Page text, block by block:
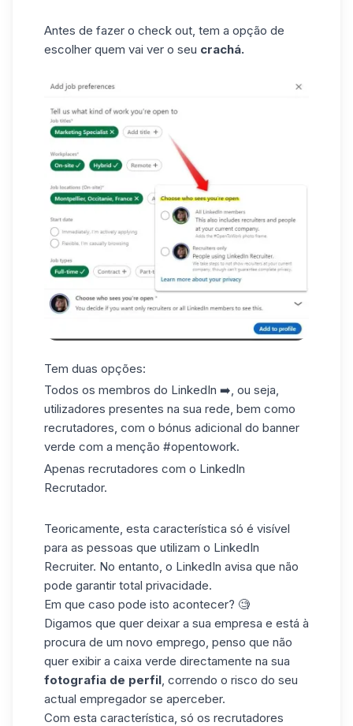
Antes de fazer o check out, tem a opção de
escolher quem vai ver o seu crachá.
Tem duas opções:
Todos os membros do LinkedIn ➡️, ou seja,
utilizadores presentes na sua rede, bem como
recrutadores, com o bónus adicional do banner
verde com a menção #opentowork.
Apenas recrutadores com o LinkedIn
Recrutador.
Teoricamente, esta característica só é visível
para as pessoas que utilizam o LinkedIn
Recruiter. No entanto, o LinkedIn avisa que não
pode garantir total privacidade.
Em que caso pode isto acontecer? 🧐
Digamos que quer deixar a sua empresa e está à
procura de um novo emprego, penso que não
quer exibir a caixa verde directamente na sua
fotografia de perfil, correndo o risco do seu
actual empregador se aperceber.
Com esta característica, só os recrutadores